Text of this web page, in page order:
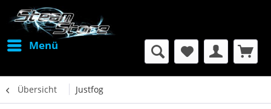
Menü
Übersicht Justfog